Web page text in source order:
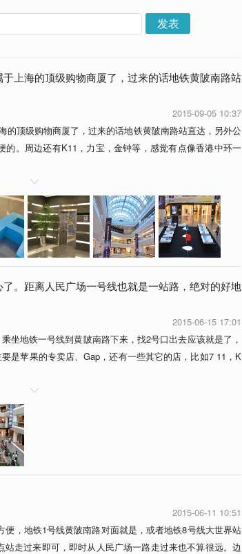
发表
上海的顶级购物商厦了，过来的话地铁黄陂南路站
2015-09-05 10:37
的顶级购物商厦了，过来的话地铁黄陂南路站直达，另外公
的。周边还有K11，力宝，金钟等，感觉有点像香港中环一

。距离人民广场一号线也就是一站路，绝对的好地
2015-06-15 17:01
坐地铁一号线到黄陂南路下来，找2号口出去应该就是了，
是苹果的专卖店、Gap，还有一些其它的店，比如7 11，K

2015-06-11 10:51
，地铁1号线黄陂南路对面就是，或者地铁8号线大世界站
走过来即可，即时从人民广场一路走过来也不算很远。边